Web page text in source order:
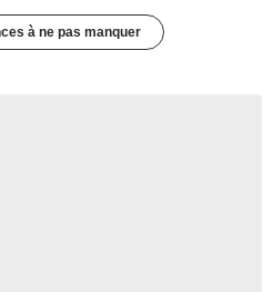
à ne pas manquer